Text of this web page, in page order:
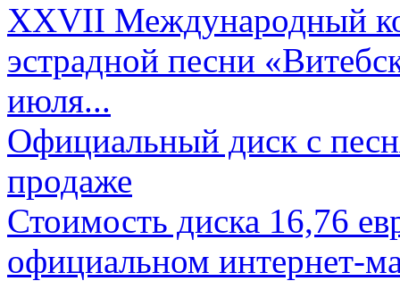
XXVII Международный
эстрадной песни
июля...
Официальный диск с
продаже
Стоимость диска 16,76
официальном интернет-